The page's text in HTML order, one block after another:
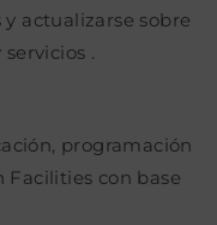
actualizarse sobre
.
programación
con base